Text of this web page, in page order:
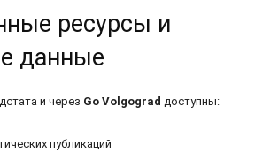
ресурсы и
данные
и через Go Volgograd доступны:
публикаций